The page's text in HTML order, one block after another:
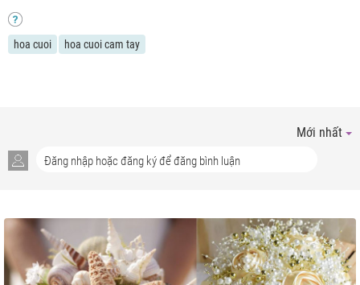
hoa cuoi hoa cuoi cam tay
Mới nhất